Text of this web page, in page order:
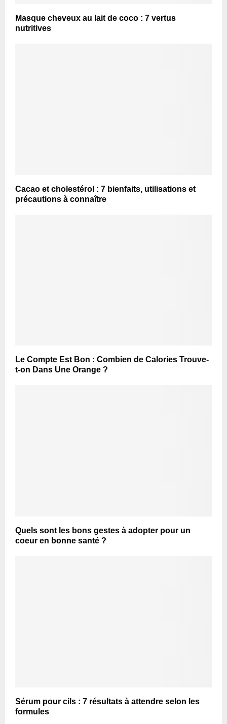
Masque cheveux au lait de coco : 7 vertus
nutritives
Cacao et cholestérol : 7 bienfaits, utilisations et
précautions à connaître
Le Compte Est Bon : Combien de Calories Trouve-
t-on Dans Une Orange ?
Quels sont les bons gestes à adopter pour un
coeur en bonne santé ?
Sérum pour cils : 7 résultats à attendre selon les
formules